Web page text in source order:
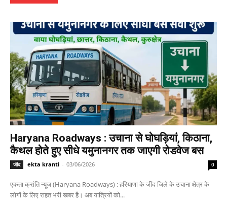
Haryana Roadways : उचाना से घोघड़ियां, किठाना,
कैथल होते हुए सीधे यमुनानगर तक जाएगी रोडवेज बस
जींद ekta kranti - 03/06/2026 0
एकता क्रांति न्यूज (Haryana Roadways) : हरियाणा के जींद जिले के उचाना क्षेत्र के
लोगों के लिए राहत भरी खबर है। अब यात्रियों को...